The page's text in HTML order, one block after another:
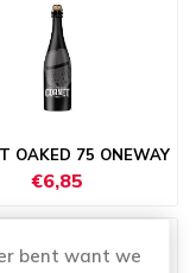
OAKED 75 ONEWAY
€6,85
bent want we